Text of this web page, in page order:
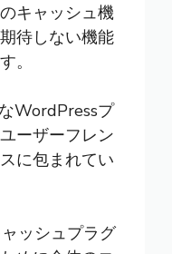
キャッシュ機
待しない機能
。
WordPressプ
ーザーフレン
に包まれてい
ッシュプラグ